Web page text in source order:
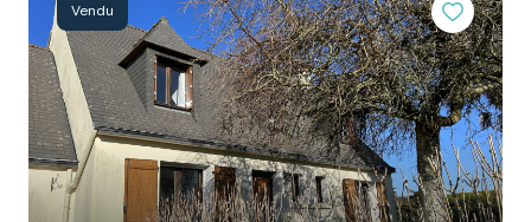
ESTIMATION
NOTRE
ÉQUIPE
CONTACT
Vendu